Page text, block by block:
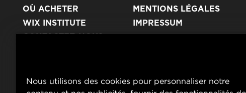
OÙ ACHETER
WIX INSTITUTE
CONTACTEZ-NOUS
MENTIONS LÉGALES
IMPRESSUM
Nous utilisons des cookies pour personnaliser notre